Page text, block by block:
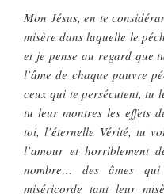
Mon Jésus, en te
misère dans laquelle le
et je pense au regard que
l’âme de chaque pauvre
ceux qui te persécutent, tu
tu leur montres les effets
toi, l’éternelle Vérité, tu
l’amour et horriblement
nombre… des âmes
miséricorde tant leur